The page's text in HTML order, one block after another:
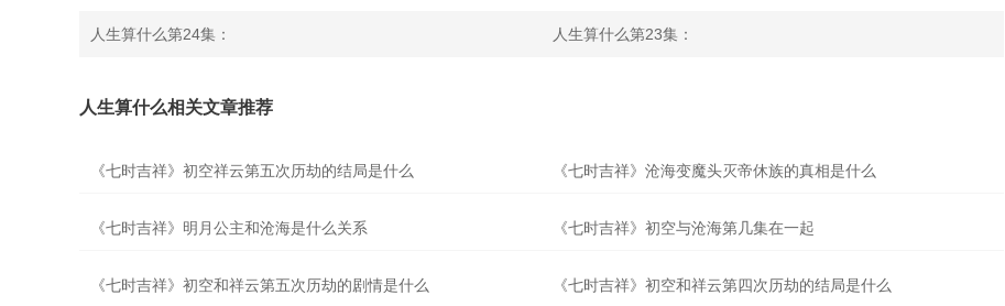
人生算什么第24集： 人生算什么第23集：
人生算什么相关文章推荐
《七时吉祥》初空祥云第五次历劫的结局是什么 《七时吉祥》沧海变魔头灭帝休族的真相是什么
《七时吉祥》明月公主和沧海是什么关系 《七时吉祥》初空与沧海第几集在一起
《七时吉祥》初空和祥云第五次历劫的剧情是什么 《七时吉祥》初空和祥云第四次历劫的结局是什么